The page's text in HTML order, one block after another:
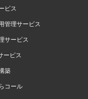
ビス
管理サービス
サービス
ービス
築
コール